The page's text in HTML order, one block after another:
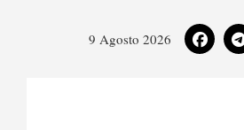
9 Agosto 2026